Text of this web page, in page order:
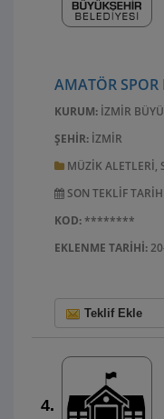
AMATÖR
KURUM: İZMIR
ŞEHIR: İZMIR
MÜZIK ALETLERI,
SON TEKLIF
KOD:********
EKLENME TARIHI:
Teklif Ekle
4.